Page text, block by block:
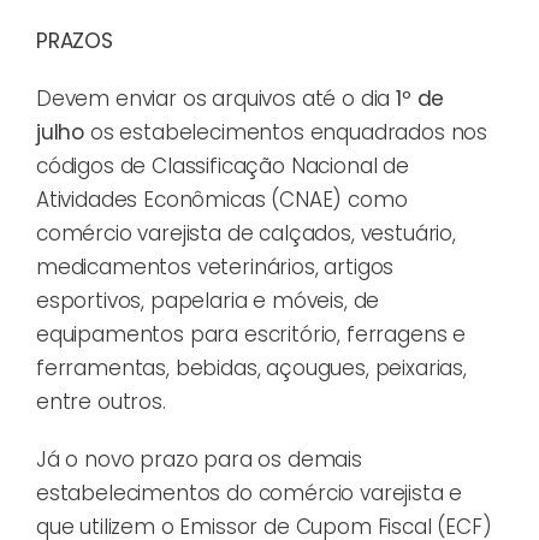
PRAZOS
Devem enviar os arquivos até o dia1º de
julho os estabelecimentos enquadrados nos
códigos de Classificação Nacional de
Atividades Econômicas (CNAE) como
comércio varejista de calçados, vestuário,
medicamentos veterinários, artigos
esportivos, papelaria e móveis, de
equipamentos para escritório, ferragens e
ferramentas, bebidas, açougues, peixarias,
entre outros.
Já o novo prazo para os demais
estabelecimentos do comércio varejista e
que utilizem o Emissor de Cupom Fiscal (ECF)